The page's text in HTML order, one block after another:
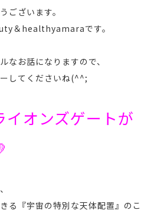
ございます。
＆healthyamaraです。
なお話になりますので、
してくださいね(^^;
イオンズゲートが
る『宇宙の特別な天体配置』のこ